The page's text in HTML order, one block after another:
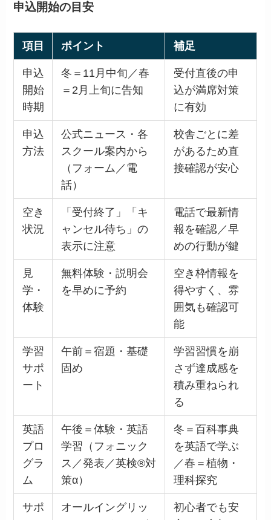
申込開始の目安
項目 ポイント 補足
申込
開始
時期
冬＝11月中旬／春
＝2月上旬に告知
受付直後の申
込が満席対策
に有効
申込
方法
公式ニュース・各
スクール案内から
（フォーム／電
話）
校舎ごとに差
があるため直
接確認が安心
空き
状況
「受付終了」「キ
ャンセル待ち」の
表示に注意
電話で最新情
報を確認／早
めの行動が鍵
見
学・
体験
無料体験・説明会
を早めに予約
空き枠情報を
得やすく、雰
囲気も確認可
能
学習
サポ
ート
午前＝宿題・基礎
固め
学習習慣を崩
さず達成感を
積み重ねられ
る
英語
プロ
グラ
ム
午後＝体験・英語
学習（フォニック
ス／発表／英検®対
策α）
冬＝百科事典
を英語で学ぶ
／春＝植物・
理科探究
サポ
オールイングリッ
初心者でも安